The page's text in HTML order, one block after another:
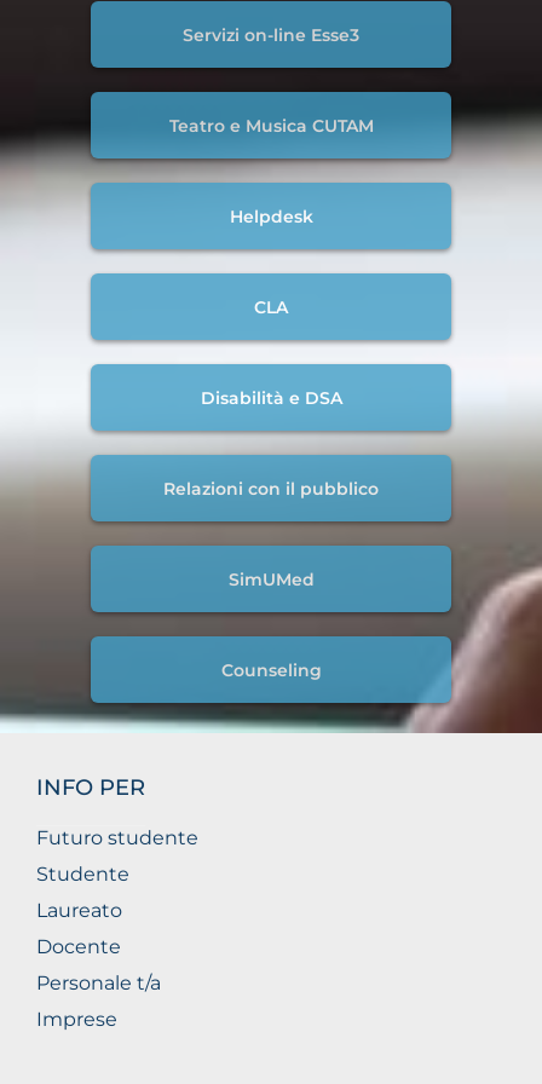
Servizi on-line Esse3
Teatro e Musica CUTAM
Helpdesk
CLA
Disabilità e DSA
Relazioni con il pubblico
SimUMed
Counseling
INFO PER
Futuro studente
Studente
Laureato
Docente
Personale t/a
Imprese